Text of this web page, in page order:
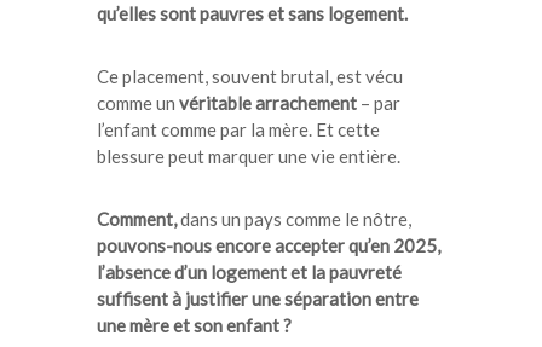
qu’elles sont pauvres et sans logement.
Ce placement, souvent brutal, est vécu
comme un véritable arrachement – par
l’enfant comme par la mère. Et cette
blessure peut marquer une vie entière.
Comment,dans un pays comme le nôtre,
pouvons-nous encore accepter qu’en 2025,
l’absence d’un logement et la pauvreté
suffisent à justifier une séparation entre
une mère et son enfant ?